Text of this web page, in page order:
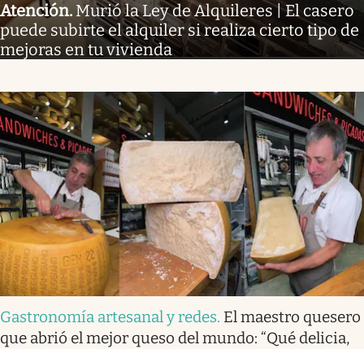
Atención. Murió la Ley de Alquileres | El casero
puede subirte el alquiler si realiza cierto tipo de
mejoras en tu vivienda
Gastronomía artesanal y redes. El maestro quesero
que abrió el mejor queso del mundo: “Qué delicia,